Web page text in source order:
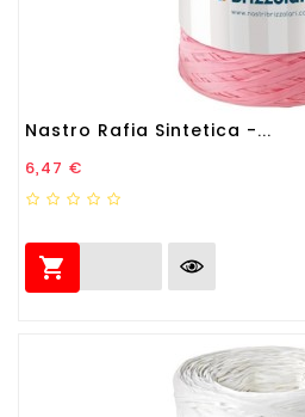
Nastro Rafia Sintetica -...
Prezzo
6,47 €
